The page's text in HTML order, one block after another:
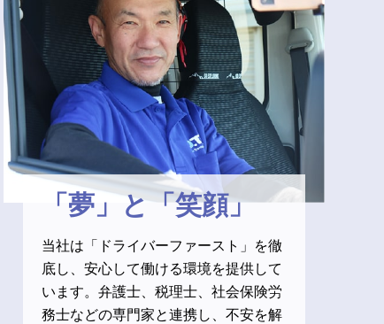
「夢」と「笑顔」
当社は「ドライバーファースト」を徹
底し、安心して働ける環境を提供して
います。弁護士、税理士、社会保険労
務士などの専門家と連携し、不安を解